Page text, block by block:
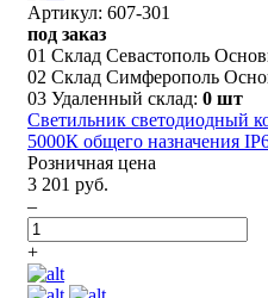
Артикул: 607-301
под заказ
01 Склад Севастополь
02 Склад Симферополь
03 Удаленный склад: 0 шт
Светильник светодиодный
5000К общего назначения
Розничная цена
3 201 руб.
–
+